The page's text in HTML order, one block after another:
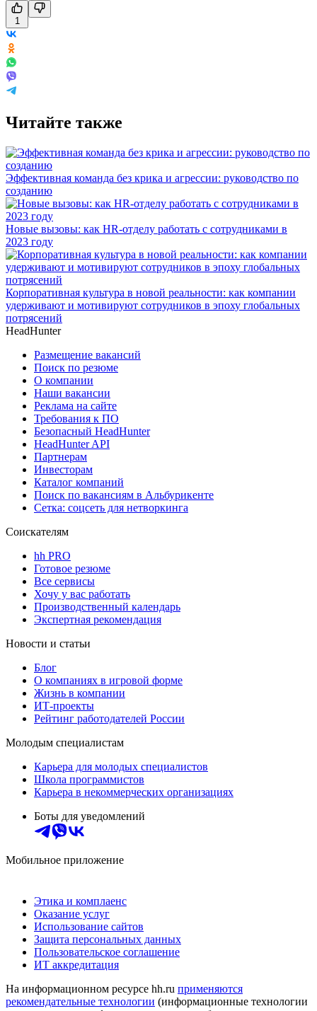
1
Читайте также
Эффективная команда без крика и агрессии: руководство по
созданию
Новые вызовы: как HR-отделу работать с сотрудниками в
2023 году
Корпоративная культура в новой реальности: как компании
удерживают и мотивируют сотрудников в эпоху глобальных
потрясений
HeadHunter
Размещение вакансий
Поиск по резюме
О компании
Наши вакансии
Реклама на сайте
Требования к ПО
Безопасный HeadHunter
HeadHunter API
Партнерам
Инвесторам
Каталог компаний
Поиск по вакансиям в Альбурикенте
Сетка: соцсеть для нетворкинга
Соискателям
hh PRO
Готовое резюме
Все сервисы
Хочу у вас работать
Производственный календарь
Экспертная рекомендация
Новости и статьи
Блог
О компаниях в игровой форме
Жизнь в компании
ИТ-проекты
Рейтинг работодателей России
Молодым специалистам
Карьера для молодых специалистов
Школа программистов
Карьера в некоммерческих организациях
Боты для уведомлений
Мобильное приложение
Этика и комплаенс
Оказание услуг
Использование сайтов
Защита персональных данных
Пользовательское соглашение
ИТ аккредитация
На информационном ресурсе hh.ru применяются
рекомендательные технологии (информационные технологии